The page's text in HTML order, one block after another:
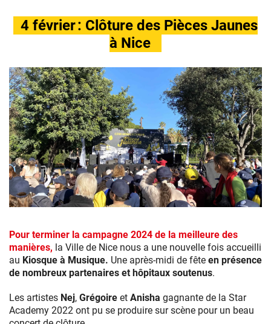
4 février : Clôture des Pièces Jaunes
à Nice
Pour terminer la campagne 2024 de la meilleure des
manières, la Ville de Nice nous a une nouvelle fois accueilli
au Kiosque à Musique. Une après-midi de fête en présence
de nombreux partenaires et hôpitaux soutenus.
Les artistes Nej, Grégoire et Anisha gagnante de la Star
Academy 2022 ont pu se produire sur scène pour un beau